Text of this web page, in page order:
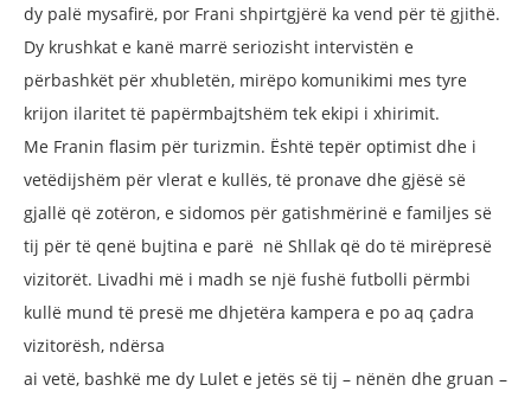
dy palë mysafirë, por Frani shpirtgjërë ka vend për të gjithë.
Dy krushkat e kanë marrë seriozisht intervistën e
përbashkët për xhubletën, mirëpo komunikimi mes tyre
krijon ilaritet të papërmbajtshëm tek ekipi i xhirimit.
Me Franin flasim për turizmin. Është tepër optimist dhe i
vetëdijshëm për vlerat e kullës, të pronave dhe gjësë së
gjallë që zotëron, e sidomos për gatishmërinë e familjes së
tij për të qenë bujtina e parë në Shllak që do të mirëpresë
vizitorët. Livadhi më i madh se një fushë futbolli përmbi
kullë mund të presë me dhjetëra kampera e po aq çadra
vizitorësh, ndërsa
ai vetë, bashkë me dy Lulet e jetës së tij – nënën dhe gruan –